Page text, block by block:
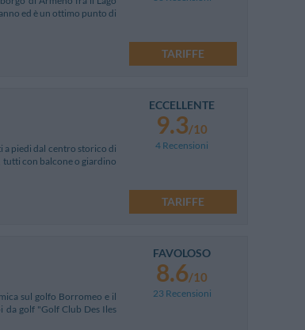
ed è un ottimo punto di
TARIFFE
a piedi dal centro storico di
tutti con balcone o giardino
ECCELLENTE
9.3/10
4 Recensioni
TARIFFE
sul golfo Borromeo e il
da golf "Golf Club Des Iles
FAVOLOSO
8.6/10
23 Recensioni